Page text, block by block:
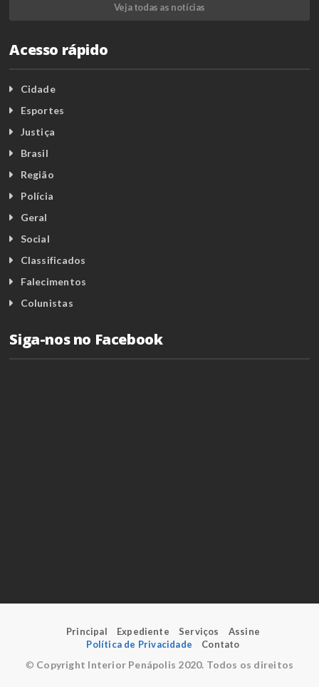
Veja todas as notícias
Acesso rápido
Cidade
Esportes
Justiça
Brasil
Região
Polícia
Geral
Social
Classificados
Falecimentos
Colunistas
Siga-nos no Facebook
Principal Expediente Serviços
Assine
Política de Privacidade
Contato
© Copyright Interior Penápolis 2020. Todos os direitos